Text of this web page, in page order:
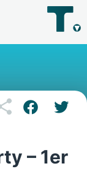
– 1er